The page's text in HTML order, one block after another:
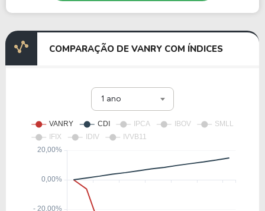
COMPARAÇÃO DE VANRY COM ÍNDICES
1 ano